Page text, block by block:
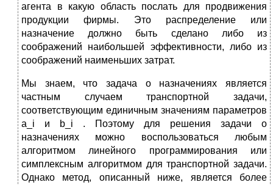
агента в какую область послать для продвижения
продукции фирмы. Это распределение или
назначение должно быть сделано либо из
соображений наибольшей эффективности, либо из
соображений наименьших затрат.
Мы знаем, что задача о назначениях является
частным случаем транспортной задачи,
соответствующим единичным значениям параметров
a_i и b_i . Поэтому для решения задачи о
назначениях можно воспользоваться любым
алгоритмом линейного программирования или
симплексным алгоритмом для транспортной задачи.
Однако метод, описанный ниже, является более